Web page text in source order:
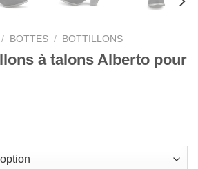
/ BOTTES / BOTTILLONS
à talons Alberto pour